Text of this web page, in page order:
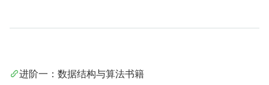
进阶一：数据结构与算法书籍